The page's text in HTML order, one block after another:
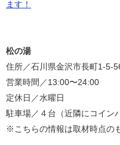
ます！
松の湯
住所／石川県金沢市長町1-5-
営業時間／13:00〜24:00
定休日／水曜日
駐車場／４台（近隣にコイン
※こちらの情報は取材時点の